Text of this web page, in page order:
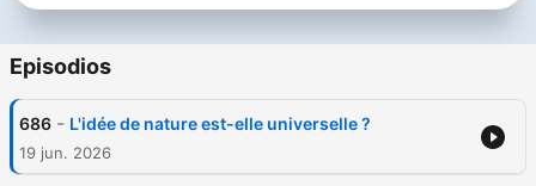
Episodios
686 - L'idée de nature est-elle universelle ?
19 jun. 2026